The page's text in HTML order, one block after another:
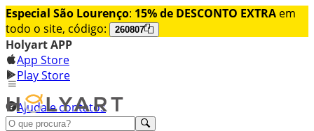
Especial São Lourenço: 15% de DESCONTO EXTRA em
todo o site, código:
260807
Holyart APP
App Store
Play Store
Ajuda e contatos
Conheça premium